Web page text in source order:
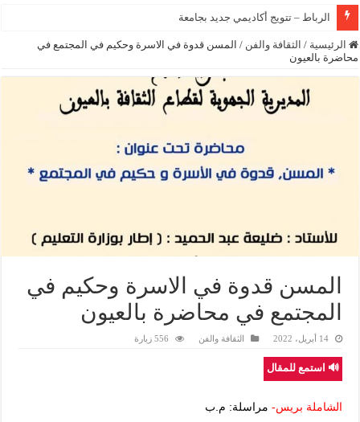
الرباط – تتويج أكاديمي جديد بجامعة محمد الخامس
الرئيسية / الثقافة والفن / المسن قدوة في الاسرة وحكيم في المجتمع في
محاضرة بالعيون
المسن قدوة في الاسرة وحكيم في
المجتمع في محاضرة بالعيون
14 أبريل، 2022 الثقافة والفن 556 زيارة
🔊 استمع للمقال
الشاملة بريس- مراسلة: م.ب